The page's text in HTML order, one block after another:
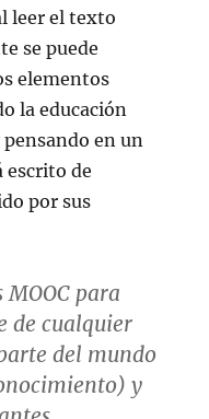
leer el texto
se puede
elementos
la educación
en un
escrito de
por sus
para
de cualquier
del mundo
y